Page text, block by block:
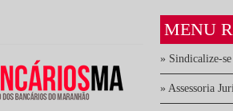
MENU
» Sindicalize-se
» Assessoria